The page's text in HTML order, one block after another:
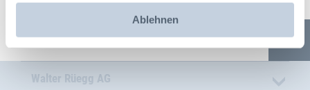
Ablehnen
Walter Rüegg AG